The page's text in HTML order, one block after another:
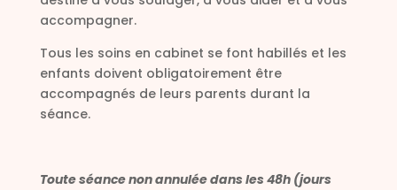
accompagner.
Tous les soins en cabinet se font habillés et les
enfants doivent obligatoirement être
accompagnés de leurs parents durant la
séance.
Toute séance non annulée dans les 48h (jours